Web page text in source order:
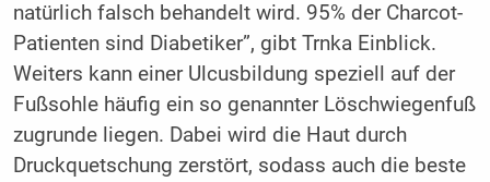
natürlich falsch behandelt wird. 95% der Charcot-
Patienten sind Diabetiker”, gibt Trnka Einblick.
Weiters kann einer Ulcusbildung speziell auf der
Fußsohle häufig ein so genannter Löschwiegenfuß
zugrunde liegen. Dabei wird die Haut durch
Druckquetschung zerstört, sodass auch die beste